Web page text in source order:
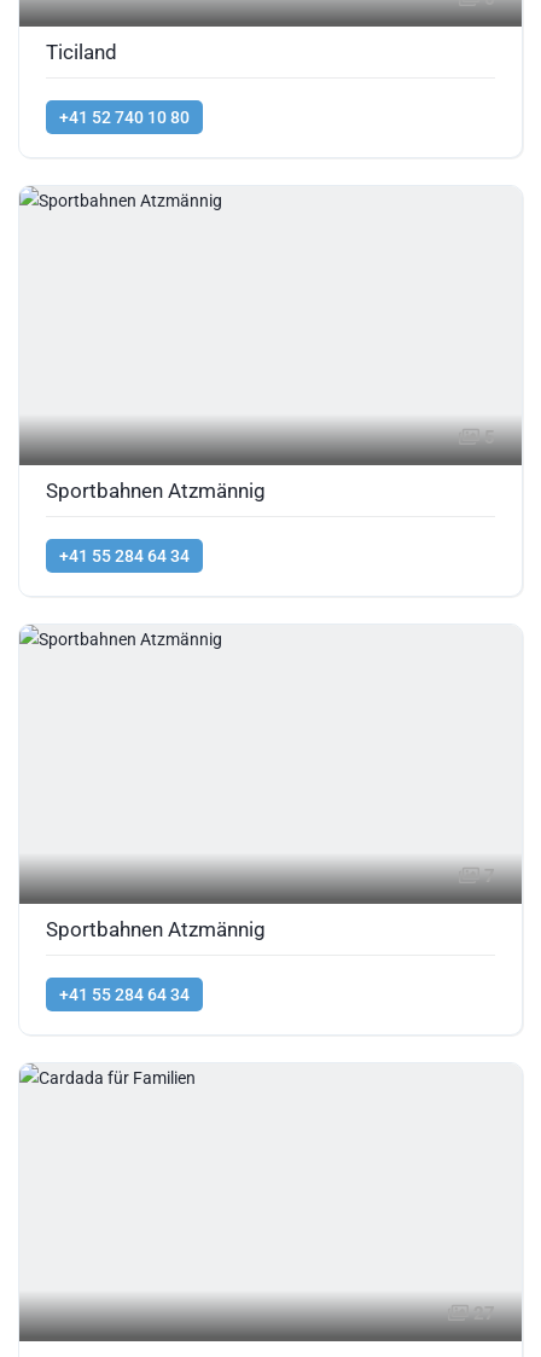
Ticiland
+41 52 740 10 80
5
Sportbahnen Atzmännig
+41 55 284 64 34
7
Sportbahnen Atzmännig
+41 55 284 64 34
27